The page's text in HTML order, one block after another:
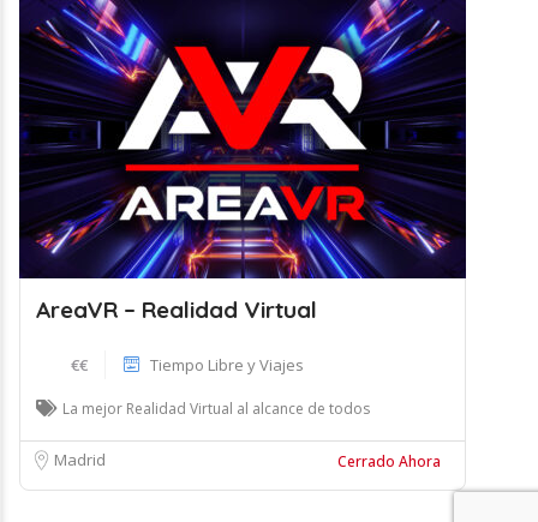
AreaVR – Realidad Virtual
€€ Tiempo Libre y Viajes
La mejor Realidad Virtual al alcance de todos
Madrid Cerrado Ahora